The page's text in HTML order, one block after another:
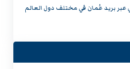
عبر بريد عُمان في مختلف دول العالم